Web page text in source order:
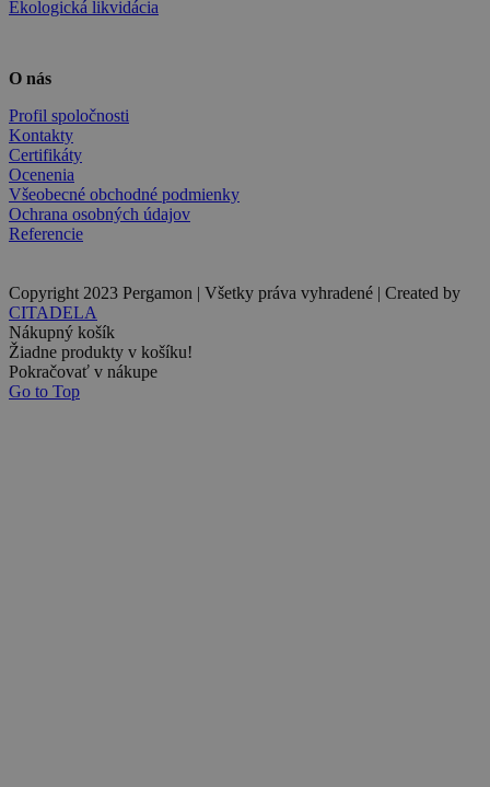
Ekologická likvidácia
O nás
Profil spoločnosti
Kontakty
Certifikáty
Ocenenia
Všeobecné obchodné podmienky
Ochrana osobných údajov
Referencie
Copyright 2023 Pergamon | Všetky práva vyhradené | Created by
CITADELA
Nákupný košík
Žiadne produkty v košíku!
Pokračovať v nákupe
Go to Top